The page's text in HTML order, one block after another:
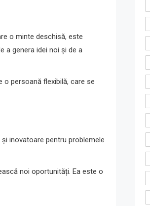
o minte deschisă, este
a genera idei noi și de a
o persoană flexibilă, care se
inovatoare pentru problemele
noi oportunități. Ea este o